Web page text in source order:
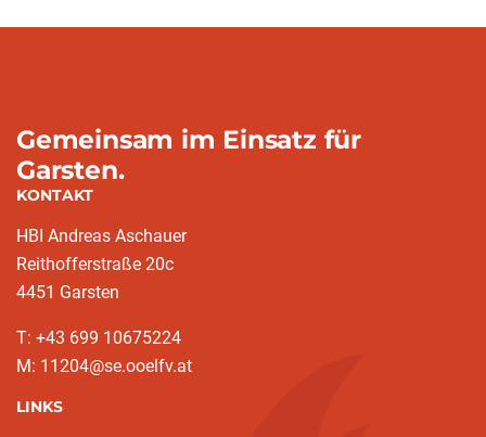
Gemeinsam im Einsatz für
Garsten.
KONTAKT
HBI Andreas Aschauer
Reithofferstraße 20c
4451 Garsten
T: ‭+43 699 10675224‬
M: 11204@se.ooelfv.at
LINKS